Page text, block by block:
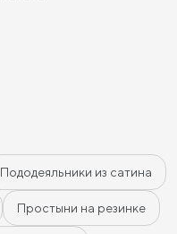
Пододеяльники из сатина
Простыни на резинке